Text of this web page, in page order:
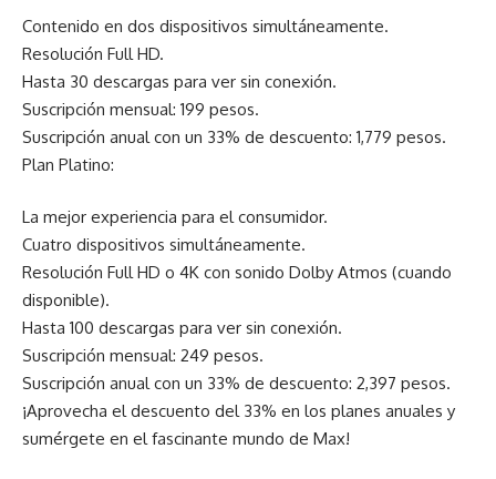
Contenido en dos dispositivos simultáneamente.
Resolución Full HD.
Hasta 30 descargas para ver sin conexión.
Suscripción mensual: 199 pesos.
Suscripción anual con un 33% de descuento: 1,779 pesos.
Plan Platino:
La mejor experiencia para el consumidor.
Cuatro dispositivos simultáneamente.
Resolución Full HD o 4K con sonido Dolby Atmos (cuando
disponible).
Hasta 100 descargas para ver sin conexión.
Suscripción mensual: 249 pesos.
Suscripción anual con un 33% de descuento: 2,397 pesos.
¡Aprovecha el descuento del 33% en los planes anuales y
sumérgete en el fascinante mundo de Max!